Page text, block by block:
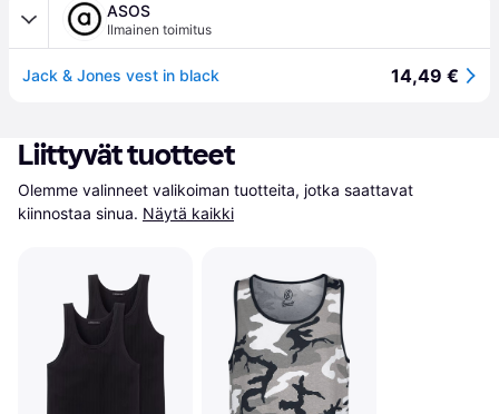
ASOS
Ilmainen toimitus
Jack & Jones vest in black 14,49 €
Liittyvät tuotteet
Olemme valinneet valikoiman tuotteita, jotka saattavat
kiinnostaa sinua. Näytä kaikki